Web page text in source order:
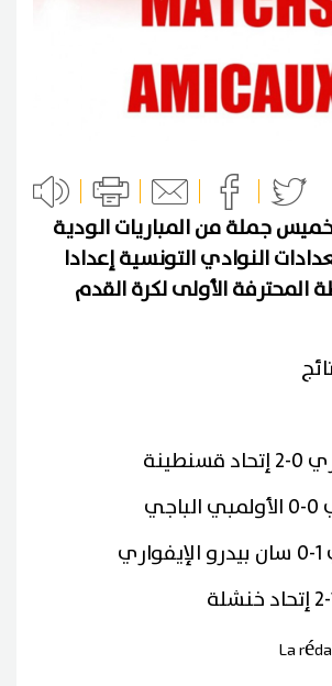
جملة من المباريات الودية
النوادي التونسية إعدادا
المحترفة الأولى لكرة القدم
La